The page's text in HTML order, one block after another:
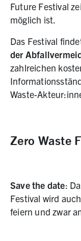
Future Festival
möglich ist.
Das Festival
der
zahlreichen
Waste-
Zero Waste
Save the date:
Festival wird
feiern und zwar